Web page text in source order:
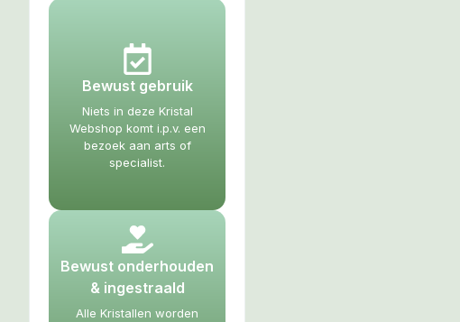
Bewust gebruik
Niets in deze Kristal
Webshop komt i.p.v. een
bezoek aan arts of
specialist.
Bewust onderhouden
& ingestraald
Alle Kristallen worden